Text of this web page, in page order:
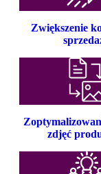
Zwiększenie
zdjęć